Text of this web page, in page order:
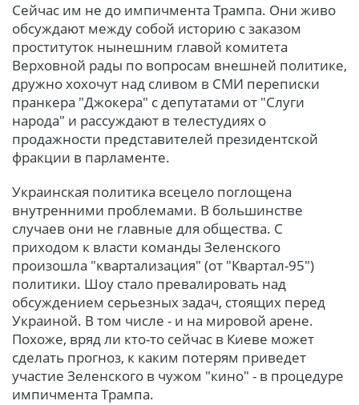
Сейчас им не до импичмента Трампа. Они живо
обсуждают между собой историю с заказом
проституток нынешним главой комитета
Верховной рады по вопросам внешней политике,
дружно хохочут над сливом в СМИ переписки
пранкера "Джокера" с депутатами от "Слуги
народа" и рассуждают в телестудиях о
продажности представителей президентской
фракции в парламенте.
Украинская политика всецело поглощена
внутренними проблемами. В большинстве
случаев они не главные для общества. С
приходом к власти команды Зеленского
произошла "квартализация" (от "Квартал-95")
политики. Шоу стало превалировать над
обсуждением серьезных задач, стоящих перед
Украиной. В том числе - и на мировой арене.
Похоже, вряд ли кто-то сейчас в Киеве может
сделать прогноз, к каким потерям приведет
участие Зеленского в чужом "кино" - в процедуре
импичмента Трампа.